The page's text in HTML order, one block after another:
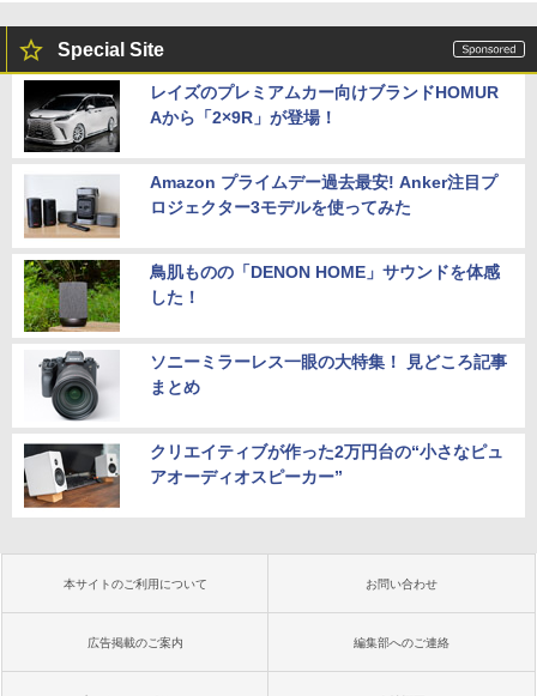
Special Site
レイズのプレミアムカー向けブランドHOMUR
Aから「2×9R」が登場！
Amazon プライムデー過去最安! Anker注目プ
ロジェクター3モデルを使ってみた
鳥肌ものの「DENON HOME」サウンドを体感
した！
ソニーミラーレス一眼の大特集！ 見どころ記事
まとめ
クリエイティブが作った2万円台の“小さなピュ
アオーディオスピーカー”
本サイトのご利用について お問い合わせ
広告掲載のご案内 編集部へのご連絡